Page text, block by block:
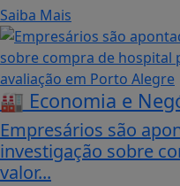
Saiba Mais
🏭 Economia e
Empresários são
investigação sobre
valor...